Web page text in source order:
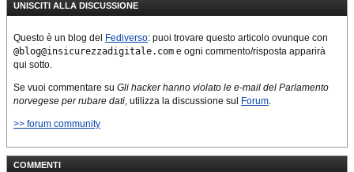
UNISCITI ALLA DISCUSSIONE
Questo è un blog del Fediverso: puoi trovare questo articolo ovunque con
@blog@insicurezzadigitale.com e ogni commento/risposta apparirà
qui sotto.
Se vuoi commentare su Gli hacker hanno violato le e-mail del Parlamento
norvegese per rubare dati, utilizza la discussione sul Forum.
>> forum community
COMMENTI